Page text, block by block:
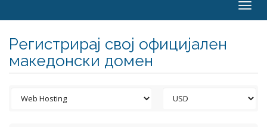
Регистрирај свој официјален
македонски домен